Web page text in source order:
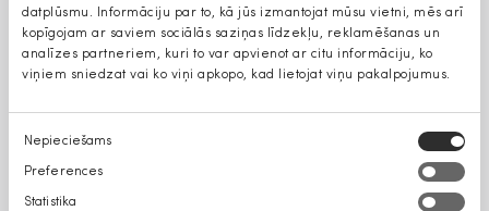
datplūsmu. Informāciju par to, kā jūs izmantojat mūsu vietni, mēs arī
kopīgojam ar saviem sociālās saziņas līdzekļu, reklamēšanas un
analīzes partneriem, kuri to var apvienot ar citu informāciju, ko
viņiem sniedzat vai ko viņi apkopo, kad lietojat viņu pakalpojumus.
Piekrišanas
izvēle
Nepieciešams
Preferences
Statistika